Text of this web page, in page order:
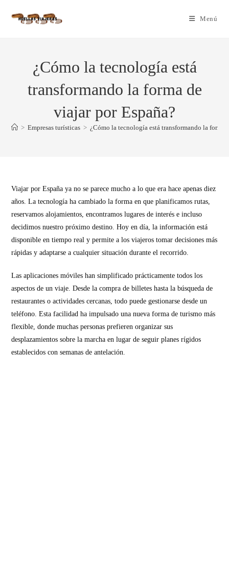
Menú
¿Cómo la tecnología está
transformando la forma de
viajar por España?
> Empresas turísticas > ¿Cómo la tecnología está transformando la forma
Viajar por España ya no se parece mucho a lo que era hace apenas diez
años. La tecnología ha cambiado la forma en que planificamos rutas,
reservamos alojamientos, encontramos lugares de interés e incluso
decidimos nuestro próximo destino. Hoy en día, la información está
disponible en tiempo real y permite a los viajeros tomar decisiones más
rápidas y adaptarse a cualquier situación durante el recorrido.
Las aplicaciones móviles han simplificado prácticamente todos los
aspectos de un viaje. Desde la compra de billetes hasta la búsqueda de
restaurantes o actividades cercanas, todo puede gestionarse desde un
teléfono. Esta facilidad ha impulsado una nueva forma de turismo más
flexible, donde muchas personas prefieren organizar sus
desplazamientos sobre la marcha en lugar de seguir planes rígidos
establecidos con semanas de antelación.